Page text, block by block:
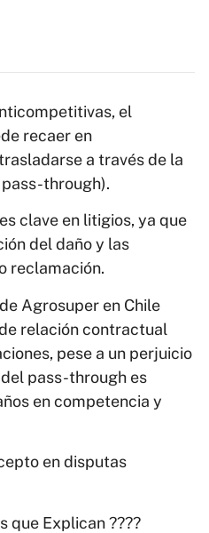
el
recaer en
a través de la
through).
clave en litigios, ya que
del daño y las
reclamación.
Agrosuper en Chile
relación contractual
pese a un perjuicio
pass-through es
en competencia y
en disputas
que Explican ????